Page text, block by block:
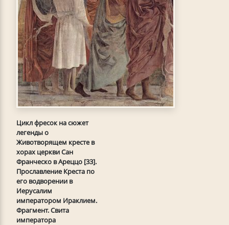
Цикл фресок на сюжет
легенды о
Животворящем кресте в
хорах церкви Сан
Франческо в Ареццо [33].
Прославление Креста по
его водворении в
Иерусалим
императором Ираклием.
Фрагмент. Свита
императора